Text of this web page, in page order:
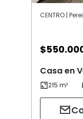
CENTRO |
$
Casa en